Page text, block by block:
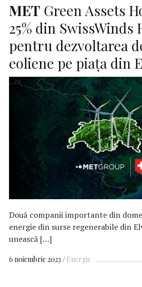
MET Green Assets
25% din SwissWinds
pentru dezvoltarea
eoliene pe piața din
Două companii importante din
energie din surse regenerabile din
unească […]
6 noiembrie 2023 Energie